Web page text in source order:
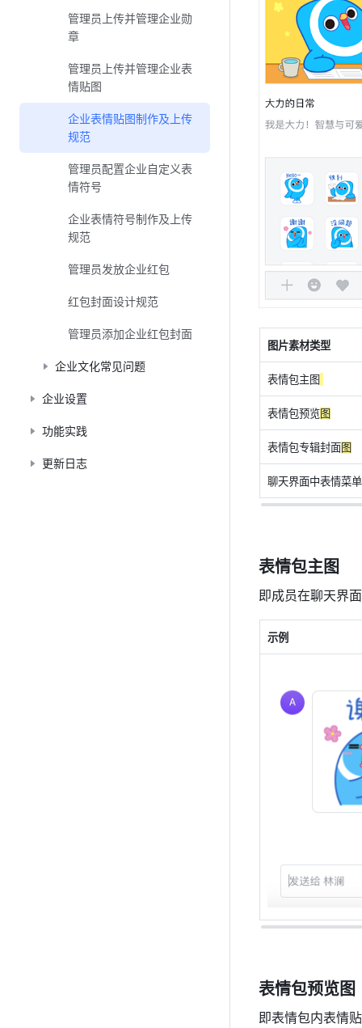
管理员上传并管理企业勋
章
管理员上传并管理企业表
情贴图
企业表情贴图制作及上传
规范
管理员配置企业自定义表
情符号
企业表情符号制作及上传
规范
管理员发放企业红包
红包封面设计规范
管理员添加企业红包封面
企业文化常见问题
企业设置
功能实践
更新日志
图片素材类型
表情包主图
表情包预览图
表情包专辑封面图
聊天界面中表情菜
表情包主图
即成员在聊天界
示例
表情包预览图
即表情包内表情